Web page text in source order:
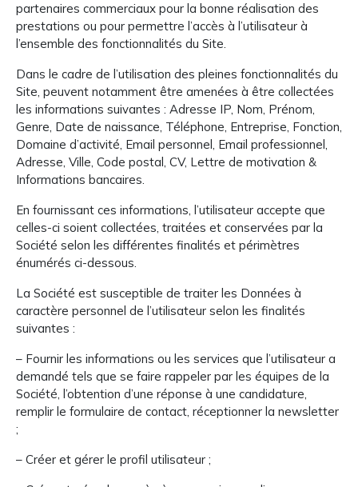
partenaires commerciaux pour la bonne réalisation des
prestations ou pour permettre l’accès à l’utilisateur à
l’ensemble des fonctionnalités du Site.
Dans le cadre de l’utilisation des pleines fonctionnalités du
Site, peuvent notamment être amenées à être collectées
les informations suivantes : Adresse IP, Nom, Prénom,
Genre, Date de naissance, Téléphone, Entreprise, Fonction,
Domaine d’activité, Email personnel, Email professionnel,
Adresse, Ville, Code postal, CV, Lettre de motivation &
Informations bancaires.
En fournissant ces informations, l’utilisateur accepte que
celles-ci soient collectées, traitées et conservées par la
Société selon les différentes finalités et périmètres
énumérés ci-dessous.
La Société est susceptible de traiter les Données à
caractère personnel de l’utilisateur selon les finalités
suivantes :
– Fournir les informations ou les services que l’utilisateur a
demandé tels que se faire rappeler par les équipes de la
Société, l’obtention d’une réponse à une candidature,
remplir le formulaire de contact, réceptionner la newsletter
;
– Créer et gérer le profil utilisateur ;